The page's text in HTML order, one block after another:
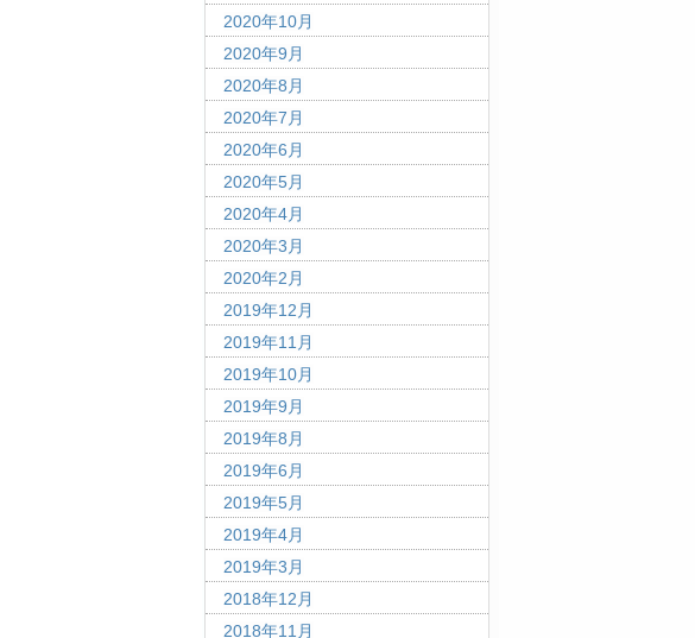
2020年10月
2020年9月
2020年8月
2020年7月
2020年6月
2020年5月
2020年4月
2020年3月
2020年2月
2019年12月
2019年11月
2019年10月
2019年9月
2019年8月
2019年6月
2019年5月
2019年4月
2019年3月
2018年12月
2018年11月